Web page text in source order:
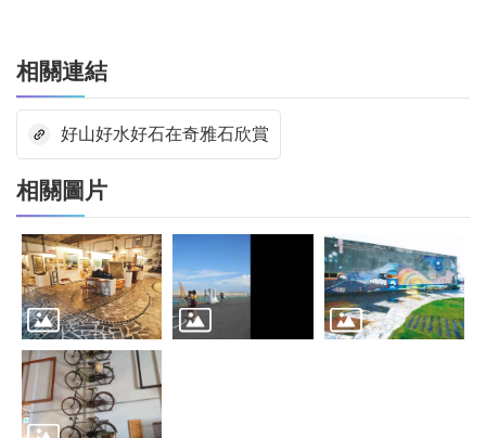
相關連結
好山好水好石在奇雅石欣賞
相關圖片